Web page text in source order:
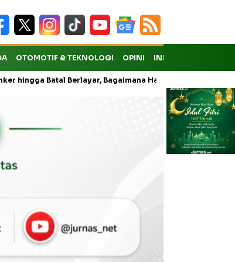
OTOMOTIF & TEKNOLOGI OPINI INDEKS
Berlayar, Bagaimana Hak Penumpang atas Kompensasi?